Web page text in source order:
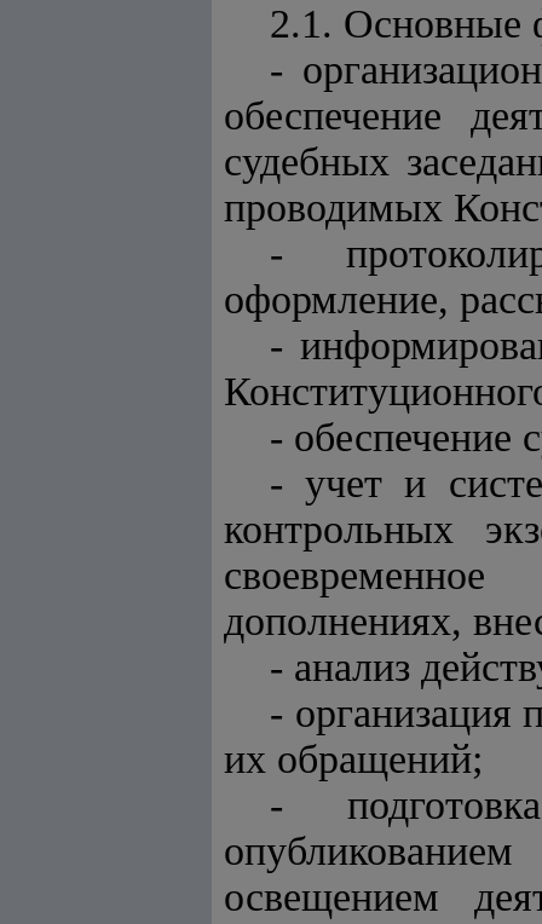
2.1. Основные
-
обеспечение
судебных
проводимых
-
оформление,
-
- обеспечение
- учет и
контрольных
дополнениях,
- анализ
- организация
их обращений;
-
освещением